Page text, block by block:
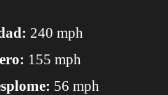
240 mph
155 mph
56 mph